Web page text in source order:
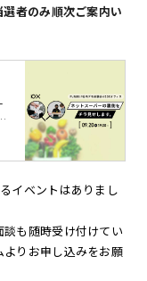
者のみ順次ご案内い
イベントはありまし
も随時受け付けてい
よりお申し込みをお願